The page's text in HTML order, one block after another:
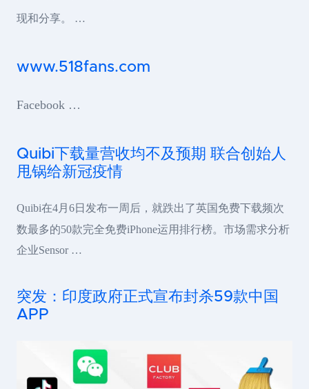
现和分享。 …
www.518fans.com
Facebook …
Quibi下载量营收均不及预期 联合创始人
甩锅给新冠疫情
Quibi在4月6日发布一周后，就跌出了英国免费下载频次
数最多的50款完全免费iPhone运用排行榜。市场需求分析
企业Sensor …
突发：印度政府正式宣布封杀59款中国
APP